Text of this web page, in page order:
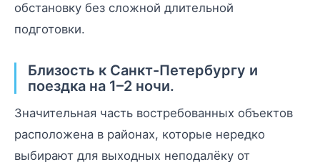
обстановку без сложной длительной
подготовки.
Близость к Санкт-Петербургу и
поездка на 1–2 ночи.
Значительная часть востребованных объектов
расположена в районах, которые нередко
выбирают для выходных неподалёку от